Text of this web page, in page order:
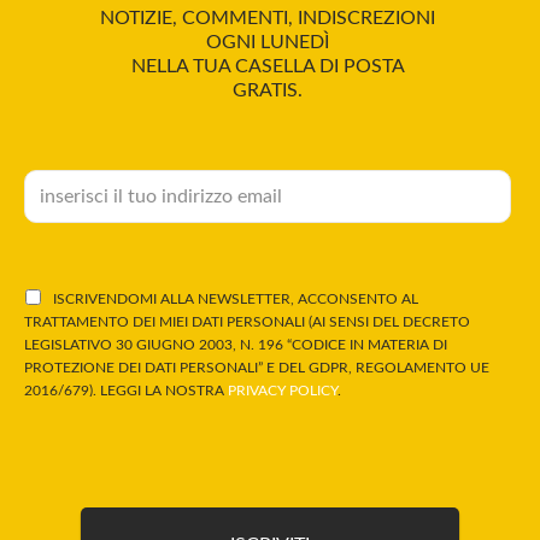
NOTIZIE, COMMENTI, INDISCREZIONI
OGNI LUNEDÌ
NELLA TUA CASELLA DI POSTA
GRATIS.
ISCRIVENDOMI ALLA NEWSLETTER, ACCONSENTO AL
TRATTAMENTO DEI MIEI DATI PERSONALI (AI SENSI DEL DECRETO
LEGISLATIVO 30 GIUGNO 2003, N. 196 “CODICE IN MATERIA DI
PROTEZIONE DEI DATI PERSONALI” E DEL GDPR, REGOLAMENTO UE
2016/679). LEGGI LA NOSTRA PRIVACY POLICY.